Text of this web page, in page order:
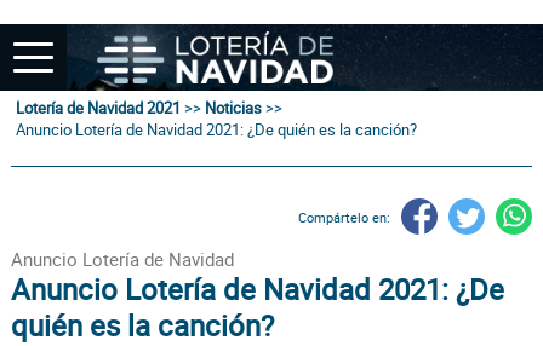
Lotería de Navidad 2021 >> Noticias>>
Anuncio Lotería de Navidad 2021: ¿De quién es la canción?
Compártelo en:
Anuncio Lotería de Navidad
Anuncio Lotería de Navidad 2021: ¿De
quién es la canción?